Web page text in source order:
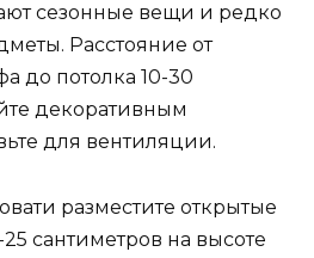
сезонные вещи и редко
Расстояние от
до потолка 10-30
декоративным
для вентиляции.
разместите открытые
сантиметров на высоте